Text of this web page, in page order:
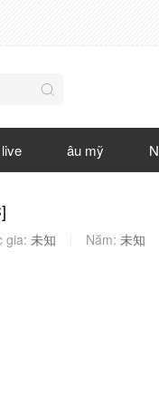
âu mỹ
gia: 未知 Năm: 未知